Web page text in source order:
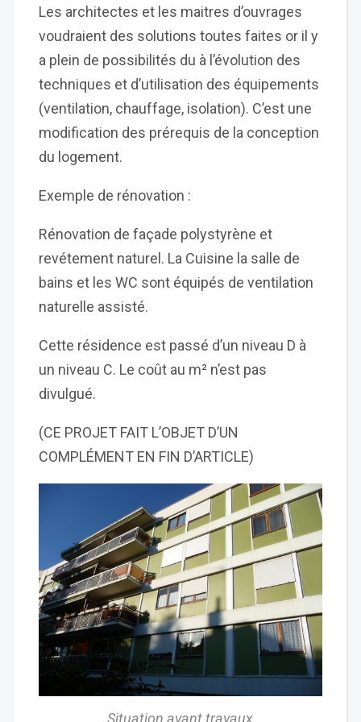
Les architectes et les maitres d’ouvrages
voudraient des solutions toutes faites or il y
a plein de possibilités du à l’évolution des
techniques et d’utilisation des équipements
(ventilation, chauffage, isolation). C’est une
modification des prérequis de la conception
du logement.
Exemple de rénovation :
Rénovation de façade polystyrène et
revétement naturel. La Cuisine la salle de
bains et les WC sont équipés de ventilation
naturelle assisté.
Cette résidence est passé d’un niveau D à
un niveau C. Le coût au m² n’est pas
divulgué.
(CE PROJET FAIT L’OBJET D’UN
COMPLÉMENT EN FIN D’ARTICLE)